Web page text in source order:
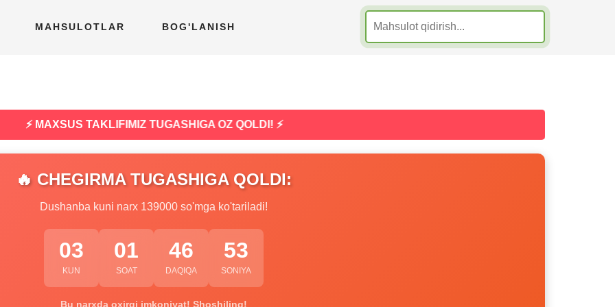
MAHSULOTLAR BOG'LANISH
⚡ MAXSUS TAKLIFIMIZ TUGASHIGA OZ QOLDI! ⚡
🔥 CHEGIRMA TUGASHIGA QOLDI:
Dushanba kuni narx 139000 so'mga ko'tariladi!
03
KUN
01
SOAT
46
DAQIQA
52
SONIYA
Bu narxda oxirgi imkoniyat! Shoshiling!